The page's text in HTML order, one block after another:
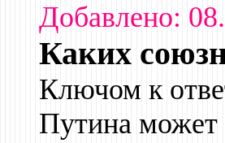
Добавлено:
Каких
Ключом к
Путина может